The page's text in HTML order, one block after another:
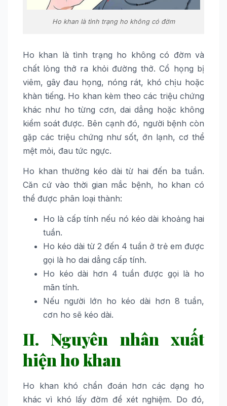
Ho khan là tình trạng ho không có đờm
Ho khan là tình trạng ho không có đờm và
chất lỏng thở ra khỏi đường thở. Cổ họng bị
viêm, gây đau họng, nóng rát, khó chịu hoặc
khàn tiếng. Ho khan kèm theo các triệu chứng
khác như ho từng cơn, dai dẳng hoặc không
kiểm soát được. Bên cạnh đó, người bệnh còn
gặp các triệu chứng như sốt, ớn lạnh, cơ thể
mệt mỏi, đau tức ngực.
Ho khan thường kéo dài từ hai đến ba tuần.
Căn cứ vào thời gian mắc bệnh, ho khan có
thể được phân loại thành:
Ho là cấp tính nếu nó kéo dài khoảng hai
tuần.
Ho kéo dài từ 2 đến 4 tuần ở trẻ em được
gọi là ho dai dẳng cấp tính.
Ho kéo dài hơn 4 tuần được gọi là ho
mãn tính.
Nếu người lớn ho kéo dài hơn 8 tuần,
cơn ho sẽ kéo dài.
II. Nguyên nhân xuất
hiện ho khan
Ho khan khó chẩn đoán hơn các dạng ho
khác vì khó lấy đờm để xét nghiệm. Do đó,